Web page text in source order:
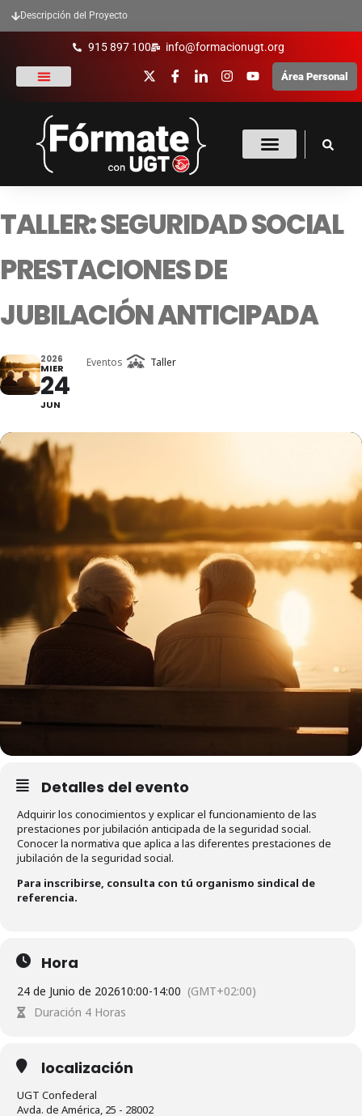
Descripción del Proyecto
915 897 100 info@formacionugt.org
Área Personal
TALLER: SEGURIDAD SOCIAL
PRESTACIONES DE
JUBILACIÓN ANTICIPADA
2026
MIER
24
JUN
Eventos Taller
Detalles del evento
Adquirir los conocimientos y explicar el funcionamiento de las
prestaciones por jubilación anticipada de la seguridad social.
Conocer la normativa que aplica a las diferentes prestaciones de
jubilación de la seguridad social.
Para inscribirse, consulta con tú organismo sindical de
referencia.
Hora
24 de Junio de 202610:00-14:00 (GMT+02:00)
Duración 4 Horas
localización
UGT Confederal
Avda. de América, 25 - 28002